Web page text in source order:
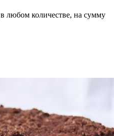
любом количестве, на сумму